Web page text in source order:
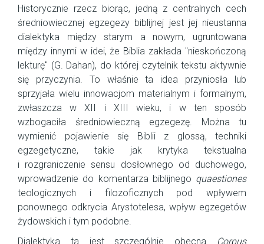
Historycznie rzecz biorąc, jedną z centralnych cech
średniowiecznej egzegezy biblijnej jest jej nieustanna
dialektyka między starym a nowym, ugruntowana
między innymi w idei, że Biblia zakłada "nieskończoną
lekturę" (G. Dahan), do której czytelnik tekstu aktywnie
się przyczynia. To właśnie ta idea przyniosła lub
sprzyjała wielu innowacjom materialnym i formalnym,
zwłaszcza w XII i XIII wieku, i w ten sposób
wzbogaciła średniowieczną egzegezę. Można tu
wymienić pojawienie się Biblii z glossą, techniki
egzegetyczne, takie jak krytyka tekstualna
i rozgraniczenie sensu dosłownego od duchowego,
wprowadzenie do komentarza biblijnego quaestiones
teologicznych i filozoficznych pod wpływem
ponownego odkrycia Arystotelesa, wpływ egzegetów
żydowskich i tym podobne.
Dialektyka ta jest szczególnie obecna
Corpus